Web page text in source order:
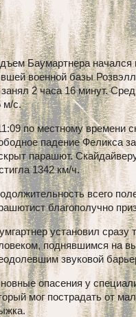
Баумартнера начался
военной базы
2 часа 16 минут.
м/с.
по местному времени
падение Феликса
парашют.
1342 км/ч.
всего
благополучно
установил
поднявшимся на
звуковой
опасения у
мог пострадать от